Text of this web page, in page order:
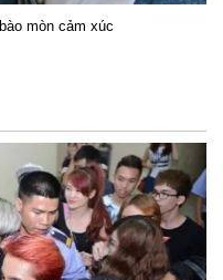
mòn cảm xúc